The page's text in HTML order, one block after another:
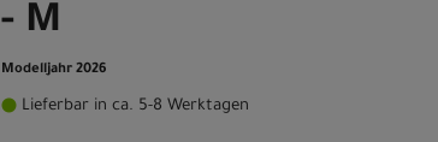
- M
Modelljahr 2026
Lieferbar in ca. 5-8 Werktagen